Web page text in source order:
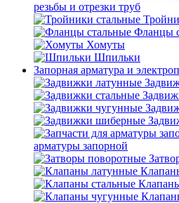
резьбы и отрезки труб
Фланцы
Хомуты
Шпильки
Запорная арматура и
арматуры запорной